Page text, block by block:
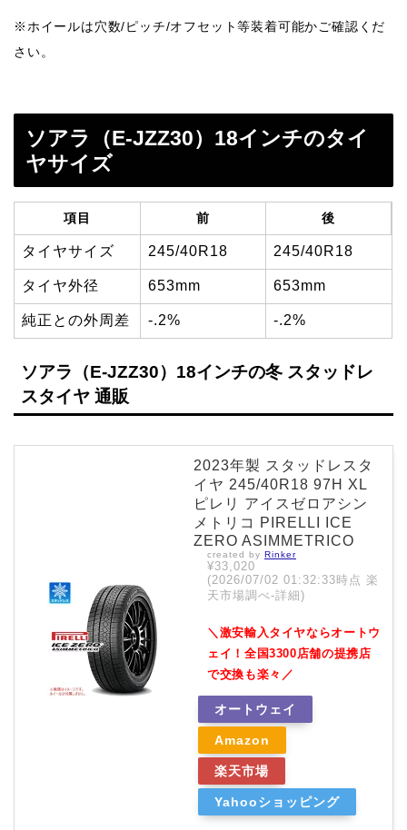
※ホイールは穴数/ピッチ/オフセット等装着可能かご確認くだ
さい。
ソアラ（E-JZZ30）18インチのタイ
ヤサイズ
項目 前 後
タイヤサイズ 245/40R18 245/40R18
タイヤ外径 653mm 653mm
純正との外周差 -.2% -.2%
ソアラ（E-JZZ30）18インチの冬 スタッドレ
スタイヤ 通販
2023年製 スタッドレスタ
イヤ 245/40R18 97H XL
ピレリ アイスゼロアシン
メトリコ PIRELLI ICE
ZERO ASIMMETRICO
created by Rinker
¥33,020
(2026/07/02 01:32:33時点 楽
天市場調べ-詳細)
＼激安輸入タイヤならオートウ
ェイ！全国3300店舗の提携店
で交換も楽々／
オートウェイ
Amazon
楽天市場
Yahooショッピング